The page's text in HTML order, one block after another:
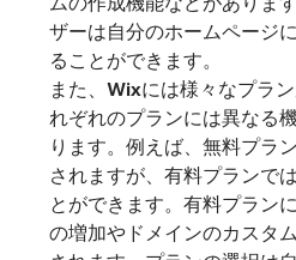
ザーは自分のホームページ
ることができます。
また、Wixには様々なプラ
れぞれのプランには異なる
ります。例えば、無料プラ
されますが、有料プランで
とができます。有料プラン
の増加やドメインのカスタ